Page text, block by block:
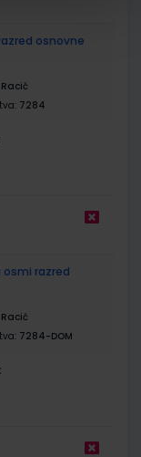
osnovne
7284
osmi razred
7284-DOM